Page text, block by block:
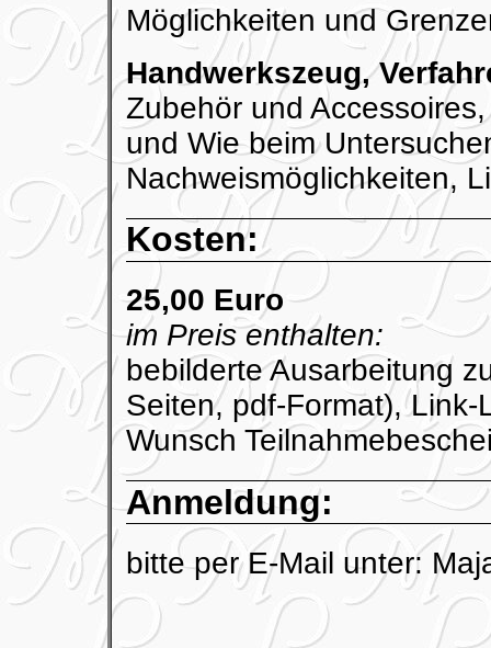
Möglichkeiten und
Handwerkszeug,
Zubehör und
und Wie beim
Nachweismöglichkeiten,
Kosten:
25,00 Euro
im Preis enthalten:
bebilderte Ausarbeitung
Seiten, pdf-Format),
Wunsch
Anmeldung:
bitte per E-Mail unter: